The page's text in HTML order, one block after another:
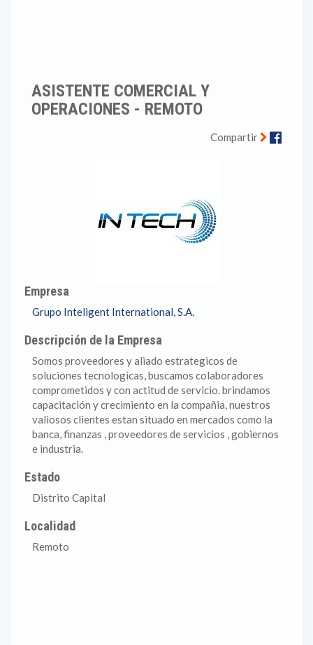
ASISTENTE COMERCIAL Y
OPERACIONES - REMOTO
Compartir
Empresa
Grupo Inteligent International, S.A.
Descripción de la Empresa
Somos proveedores y aliado estrategicos de
soluciones tecnologicas, buscamos colaboradores
comprometidos y con actitud de servicio. brindamos
capacitación y crecimiento en la compañia, nuestros
valiosos clientes estan situado en mercados como la
banca, finanzas , proveedores de servicios , gobiernos
e industria.
Estado
Distrito Capital
Localidad
Remoto